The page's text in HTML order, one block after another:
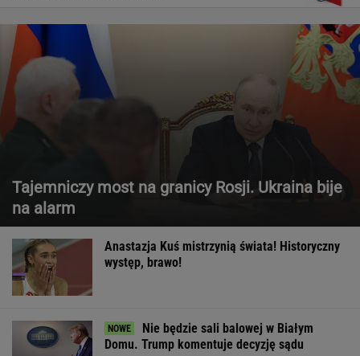
Tajemniczy most na granicy Rosji. Ukraina bije
na alarm
Anastazja Kuś mistrzynią świata! Historyczny
występ, brawo!
Nie będzie sali balowej w Białym
Domu. Trump komentuje decyzję sądu